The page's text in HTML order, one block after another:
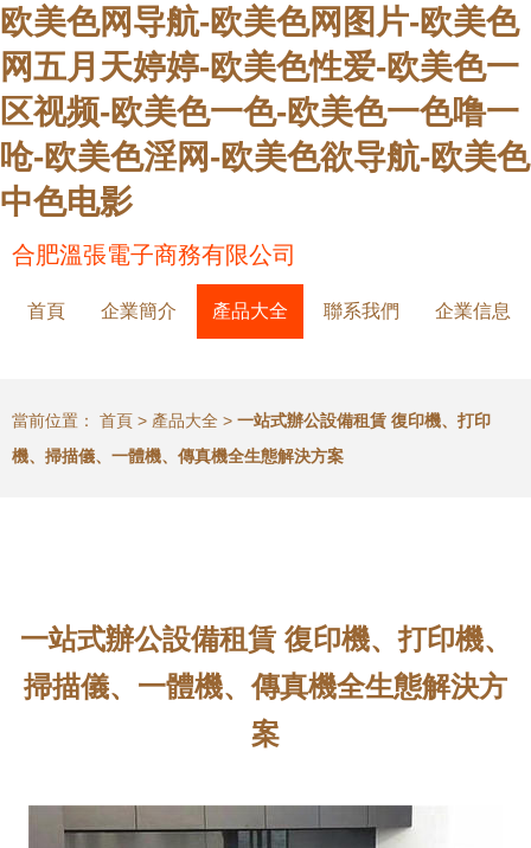
欧美色网导航-欧美色网图片-欧美色
网五月天婷婷-欧美色性爱-欧美色一
区视频-欧美色一色-欧美色一色噜一
呛-欧美色淫网-欧美色欲导航-欧美色
中色电影
合肥溫張電子商務有限公司
首頁 企業簡介 產品大全 聯系我們 企業信息
當前位置： 首頁 > 產品大全 > 一站式辦公設備租賃 復印機、打印
機、掃描儀、一體機、傳真機全生態解決方案
一站式辦公設備租賃 復印機、打印機、
掃描儀、一體機、傳真機全生態解決方
案